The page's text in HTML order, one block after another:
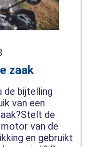
zaak
de bijtelling
van een
de
van de
en gebruikt